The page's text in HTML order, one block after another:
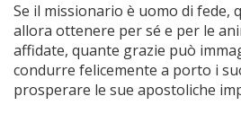
Se il missionario è uomo di fede,
allora ottenere per sé e per le
affidate, quante grazie può
condurre felicemente a porto i
prosperare le sue apostoliche